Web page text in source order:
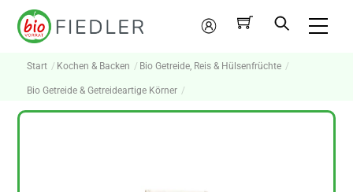
Skip
Mein
Konto
Start Kochen & Backen Bio Getreide, Reis & Hülsenfrüchte
Bio Getreide & Getreideartige Körner